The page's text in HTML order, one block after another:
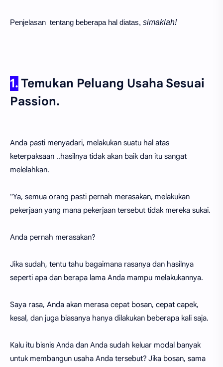
Penjelasan tentang beberapa hal diatas, simaklah!
1. Temukan Peluang Usaha Sesuai
Passion.
Anda pasti menyadari, melakukan suatu hal atas
keterpaksaan ..hasilnya tidak akan baik dan itu sangat
melelahkan.
"Ya, semua orang pasti pernah merasakan, melakukan
pekerjaan yang mana pekerjaan tersebut tidak mereka sukai.
Anda pernah merasakan?
Jika sudah, tentu tahu bagaimana rasanya dan hasilnya
seperti apa dan berapa lama Anda mampu melakukannya.
Saya rasa, Anda akan merasa cepat bosan, cepat capek,
kesal, dan juga biasanya hanya dilakukan beberapa kali saja.
Kalu itu bisnis Anda dan Anda sudah keluar modal banyak
untuk membangun usaha Anda tersebut? Jika bosan, sama